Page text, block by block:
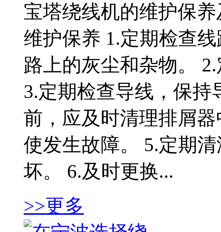
宝塔绕线机的维护保
维护保养 1.定期检查
路上的灰尘和杂物。
3.定期检查导线，保持
前，应及时清理排屑
使发生故障。 5.定期
坏。 6.及时更换...
>>更多